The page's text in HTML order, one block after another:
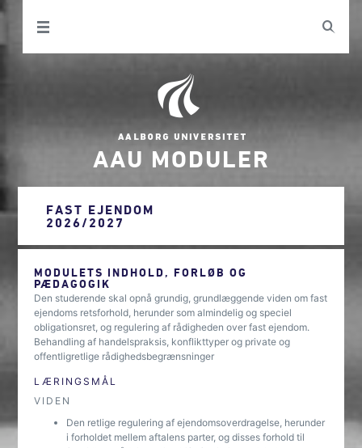
AAU MODULER
FAST EJENDOM
2026/2027
MODULETS INDHOLD, FORLØB OG
PÆDAGOGIK
Den studerende skal opnå grundig, grundlæggende viden om fast
ejendoms retsforhold, herunder som almindelig og speciel
obligationsret, og regulering af rådigheden over fast ejendom.
Behandling af handelspraksis, konflikttyper og private og
offentligretlige rådighedsbegrænsninger
LÆRINGSMÅL
VIDEN
Den retlige regulering af ejendomsoverdragelse, herunder
i forholdet mellem aftalens parter, og disses forhold til